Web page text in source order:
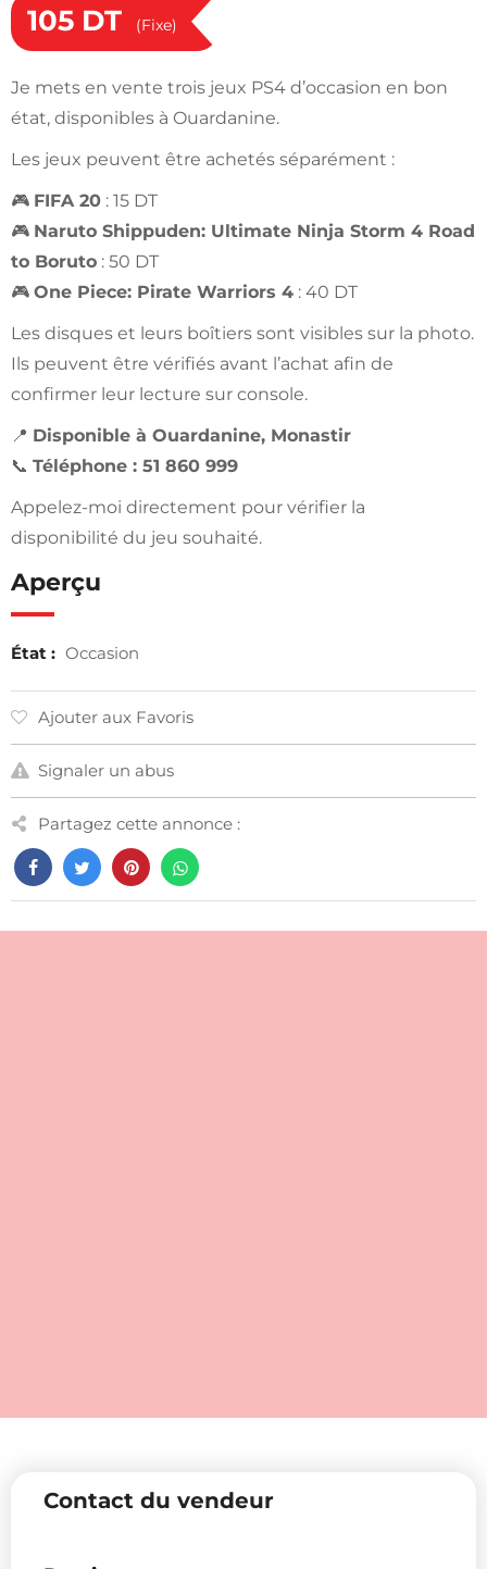
105 DT (Fixe)
Je mets en vente trois jeux PS4 d’occasion en bon
état, disponibles à Ouardanine.
Les jeux peuvent être achetés séparément :
🎮 FIFA 20 : 15 DT
🎮 Naruto Shippuden: Ultimate Ninja Storm 4 Road
to Boruto : 50 DT
🎮 One Piece: Pirate Warriors 4 : 40 DT
Les disques et leurs boîtiers sont visibles sur la photo.
Ils peuvent être vérifiés avant l’achat afin de
confirmer leur lecture sur console.
📍 Disponible à Ouardanine, Monastir
📞 Téléphone : 51 860 999
Appelez-moi directement pour vérifier la
disponibilité du jeu souhaité.
Aperçu
État : Occasion
Ajouter aux Favoris
Signaler un abus
Partagez cette annonce :
Contact du vendeur